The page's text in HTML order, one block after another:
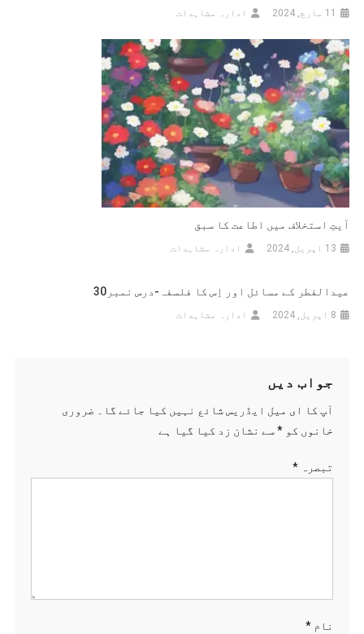
11 مارچ, 2024 ادارہ مشاہدات
آیتِ استخلاف میں اطاعت کا سبق
13 اپریل, 2024 ادارہ مشاہدات
عیدالفطر کے مسائل اور اِس کا فلسفہ-درس نمبر30
8 اپریل, 2024 ادارہ مشاہدات
جواب دیں
آپ کا ای میل ایڈریس شائع نہیں کیا جائے گا۔
ضروری
خانوں کو *سے نشان زد کیا گیا ہے
تبصرہ *
نام *